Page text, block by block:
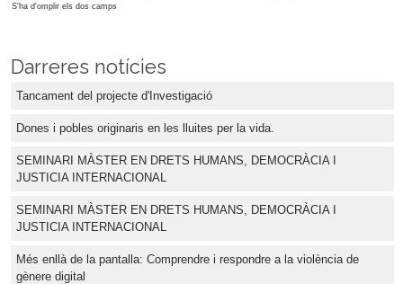
S'ha d'omplir els dos camps
Darreres notícies
Tancament del projecte d'Investigació
Dones i pobles originaris en les lluites per la vida.
SEMINARI MÀSTER EN DRETS HUMANS, DEMOCRÀCIA I
JUSTICIA INTERNACIONAL
SEMINARI MÀSTER EN DRETS HUMANS, DEMOCRÀCIA I
JUSTICIA INTERNACIONAL
Més enllà de la pantalla: Comprendre i respondre a la violència de
gènere digital